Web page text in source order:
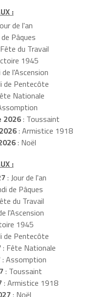
:
de l'an
Pâques
du Travail
1945
de l'Ascension
de Pentecôte
Nationale
2026: Toussaint
: Armistice 1918
: Noël
:
: Jour de l'an
de Pâques
du Travail
l'Ascension
1945
de Pentecôte
: Fête Nationale
: Assomption
: Toussaint
: Armistice 1918